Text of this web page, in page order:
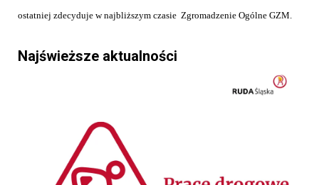
ostatniej zdecyduje w najbliższym czasie Zgromadzenie Ogólne GZM.
Najświeższe aktualności